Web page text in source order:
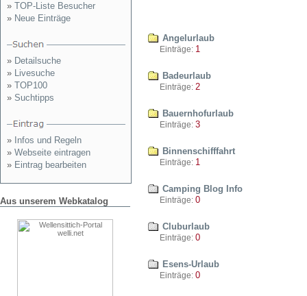
» TOP-Liste Besucher
» Neue Einträge
» Detailsuche
» Livesuche
» TOP100
» Suchtipps
» Infos und Regeln
» Webseite eintragen
» Eintrag bearbeiten
Aus unserem Webkatalog
Angelurlaub
Einträge: 1
Badeurlaub
Einträge: 2
Bauernhofurlaub
Einträge: 3
Binnenschifffahrt
Einträge: 1
Camping Blog Info
Einträge: 0
Cluburlaub
Einträge: 0
Esens-Urlaub
Einträge: 0